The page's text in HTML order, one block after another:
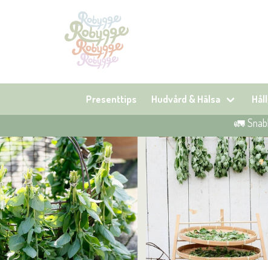
Presenttips Hudvård & Hälsa
🚛